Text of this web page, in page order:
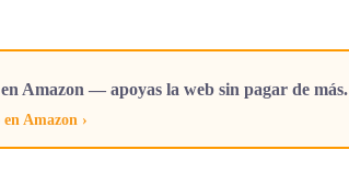
Amazon — apoyas la web sin pagar de más.
Amazon ›